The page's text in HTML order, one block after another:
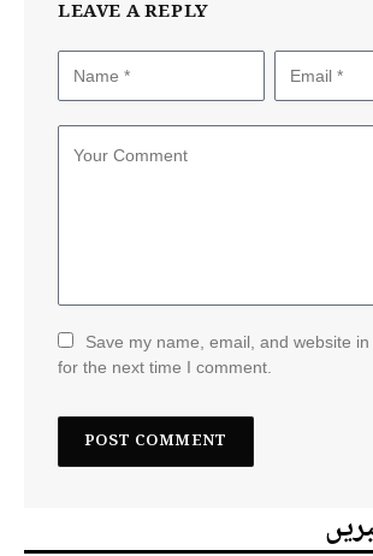
LEAVE A REPLY
Save my name, email, and website
for the next time I comment.